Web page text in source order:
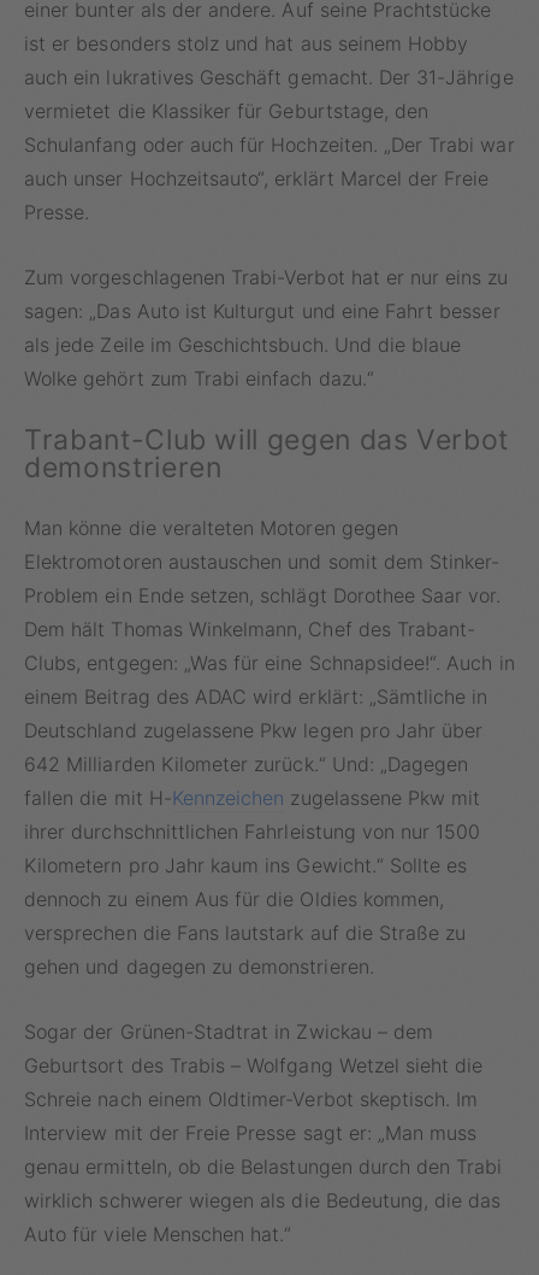
einer bunter als der andere. Auf seine Prachtstücke
ist er besonders stolz und hat aus seinem Hobby
auch ein lukratives Geschäft gemacht. Der 31-Jährige
vermietet die Klassiker für Geburtstage, den
Schulanfang oder auch für Hochzeiten. „Der Trabi war
auch unser Hochzeitsauto“, erklärt Marcel der Freie
Presse.
Zum vorgeschlagenen Trabi-Verbot hat er nur eins zu
sagen: „Das Auto ist Kulturgut und eine Fahrt besser
als jede Zeile im Geschichtsbuch. Und die blaue
Wolke gehört zum Trabi einfach dazu.“
Trabant-Club will gegen das Verbot
demonstrieren
Man könne die veralteten Motoren gegen
Elektromotoren austauschen und somit dem Stinker-
Problem ein Ende setzen, schlägt Dorothee Saar vor.
Dem hält Thomas Winkelmann, Chef des Trabant-
Clubs, entgegen: „Was für eine Schnapsidee!“. Auch in
einem Beitrag des ADAC wird erklärt: „Sämtliche in
Deutschland zugelassene Pkw legen pro Jahr über
642 Milliarden Kilometer zurück.“ Und: „Dagegen
fallen die mit H-Kennzeichen zugelassene Pkw mit
ihrer durchschnittlichen Fahrleistung von nur 1500
Kilometern pro Jahr kaum ins Gewicht.“ Sollte es
dennoch zu einem Aus für die Oldies kommen,
versprechen die Fans lautstark auf die Straße zu
gehen und dagegen zu demonstrieren.
Sogar der Grünen-Stadtrat in Zwickau – dem
Geburtsort des Trabis – Wolfgang Wetzel sieht die
Schreie nach einem Oldtimer-Verbot skeptisch. Im
Interview mit der Freie Presse sagt er: „Man muss
genau ermitteln, ob die Belastungen durch den Trabi
wirklich schwerer wiegen als die Bedeutung, die das
Auto für viele Menschen hat.“